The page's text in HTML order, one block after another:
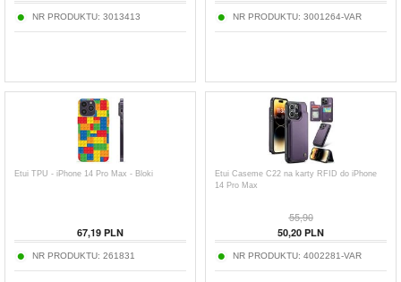
NR PRODUKTU: 3013413 NR PRODUKTU: 3001264-VAR
Etui TPU - iPhone 14 Pro Max - Bloki
67,19 PLN
NR PRODUKTU: 261831
Etui Caseme C22 na karty RFID do iPhone
14 Pro Max
55,90
50,20 PLN
NR PRODUKTU: 4002281-VAR